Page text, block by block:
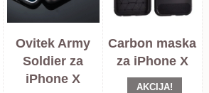
Ovitek Army
Soldier za
iPhone X
Carbon maska
za iPhone X
AKCIJA!